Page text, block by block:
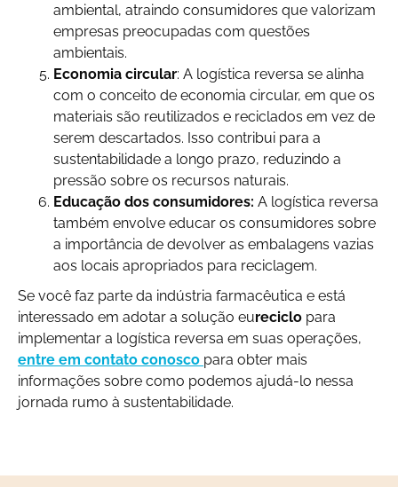
ambiental, atraindo consumidores que valorizam
empresas preocupadas com questões
ambientais.
Economia circular: A logística reversa se alinha
com o conceito de economia circular, em que os
materiais são reutilizados e reciclados em vez de
serem descartados. Isso contribui para a
sustentabilidade a longo prazo, reduzindo a
pressão sobre os recursos naturais.
Educação dos consumidores: A logística reversa
também envolve educar os consumidores sobre
a importância de devolver as embalagens vazias
aos locais apropriados para reciclagem.
Se você faz parte da indústria farmacêutica e está
interessado em adotar a solução eureciclo para
implementar a logística reversa em suas operações,
entre em contato conosco para obter mais
informações sobre como podemos ajudá-lo nessa
jornada rumo à sustentabilidade.